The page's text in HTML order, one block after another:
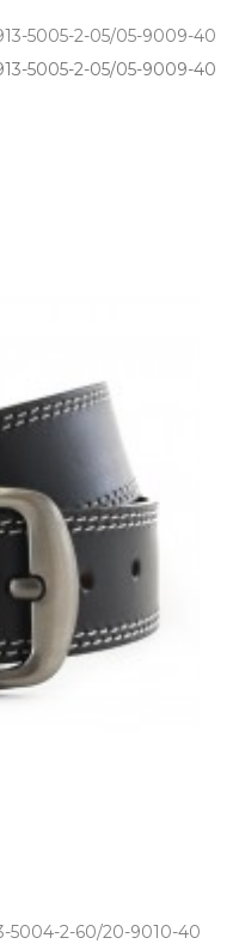
5005-2-05/05-9009-40
5005­-2­-05/05­-9009­-40
5004-2-60/20-9010-40